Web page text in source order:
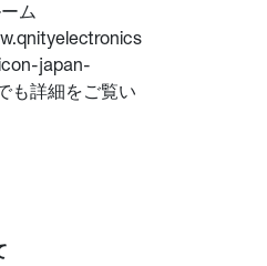
ム
japan-
も詳細をご覧い